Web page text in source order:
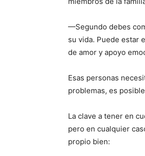
—Segundo debes
su vida. Puede estar
de amor y apoyo
Esas personas
problemas, es
La clave a tener en
pero en cualquier
propio bien: